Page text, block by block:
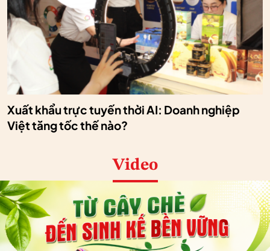
Xuất khẩu trực tuyến thời AI: Doanh nghiệp
Việt tăng tốc thế nào?
Video